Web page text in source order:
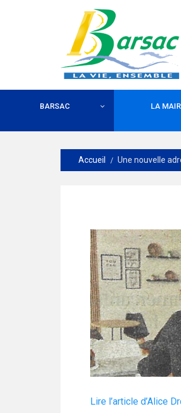
BARSAC LA
Accueil Une nouvelle
Lire l’article d’Alice